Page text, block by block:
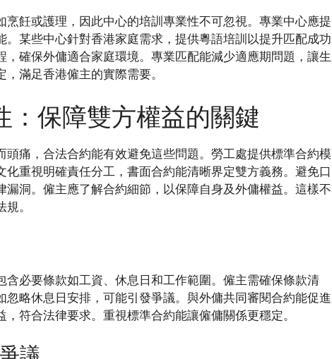
飪或護理，因此中心的培訓專業性不可忽視。專業中心應提
某些中心針對香港家庭需求，提供粵語培訓以提升匹配成功
確保外傭適合家庭環境。專業匹配能減少適應期問題，讓生
滿足香港僱主的實際需要。
：保障雙方權益的關鍵
痛，合法合約能有效避免這些問題。勞工處提供標準合約模
重視明確責任分工，書面合約能清晰界定雙方義務。避免口
洞。僱主應了解合約細節，以保障自身及外傭權益。這樣不
。
含必要條款如工資、休息日和工作範圍。僱主需確保條款清
忽略休息日安排，可能引發爭議。與外傭共同審閱合約能促進
符合法律要求。重視標準合約能讓僱傭關係更穩定。